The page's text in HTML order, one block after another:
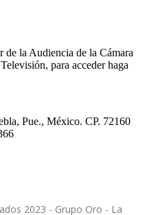
de la Audiencia de la Cámara
para acceder haga
Pue., México. CP. 72160
2023 - Grupo Oro - La